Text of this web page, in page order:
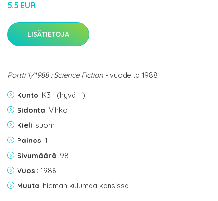
5.5 EUR
LISÄTIETOJA
Portti 1/1988 : Science Fiction - vuodelta 1988
Kunto: K3+ (hyvä +)
Sidonta: Vihko
Kieli: suomi
Painos: 1
Sivumäärä: 98
Vuosi: 1988
Muuta: hieman kulumaa kansissa